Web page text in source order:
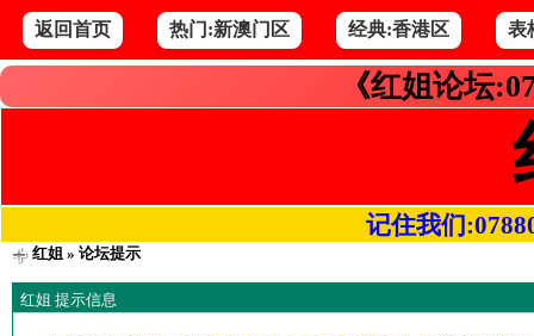
返回首页 热门:新澳门区 经典:香港区 表
《红姐论坛
记住我们
红姐» 论坛提示
红姐 提示信息